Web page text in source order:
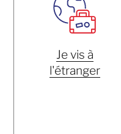
Je vis à
l'étranger